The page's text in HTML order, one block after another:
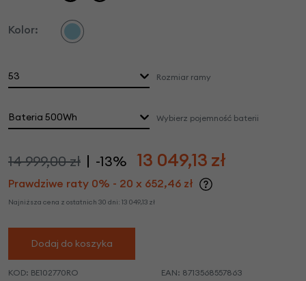
Kolor:
53 Rozmiar ramy
Bateria 500Wh Wybierz pojemność baterii
14 999,00 zł -13% 13 049,13 zł
Prawdziwe raty 0% - 20 x 652,46 zł
Najniższa cena z ostatnich 30 dni: 13 049,13 zł
Dodaj do koszyka
KOD: BE102770RO EAN: 8713568557863